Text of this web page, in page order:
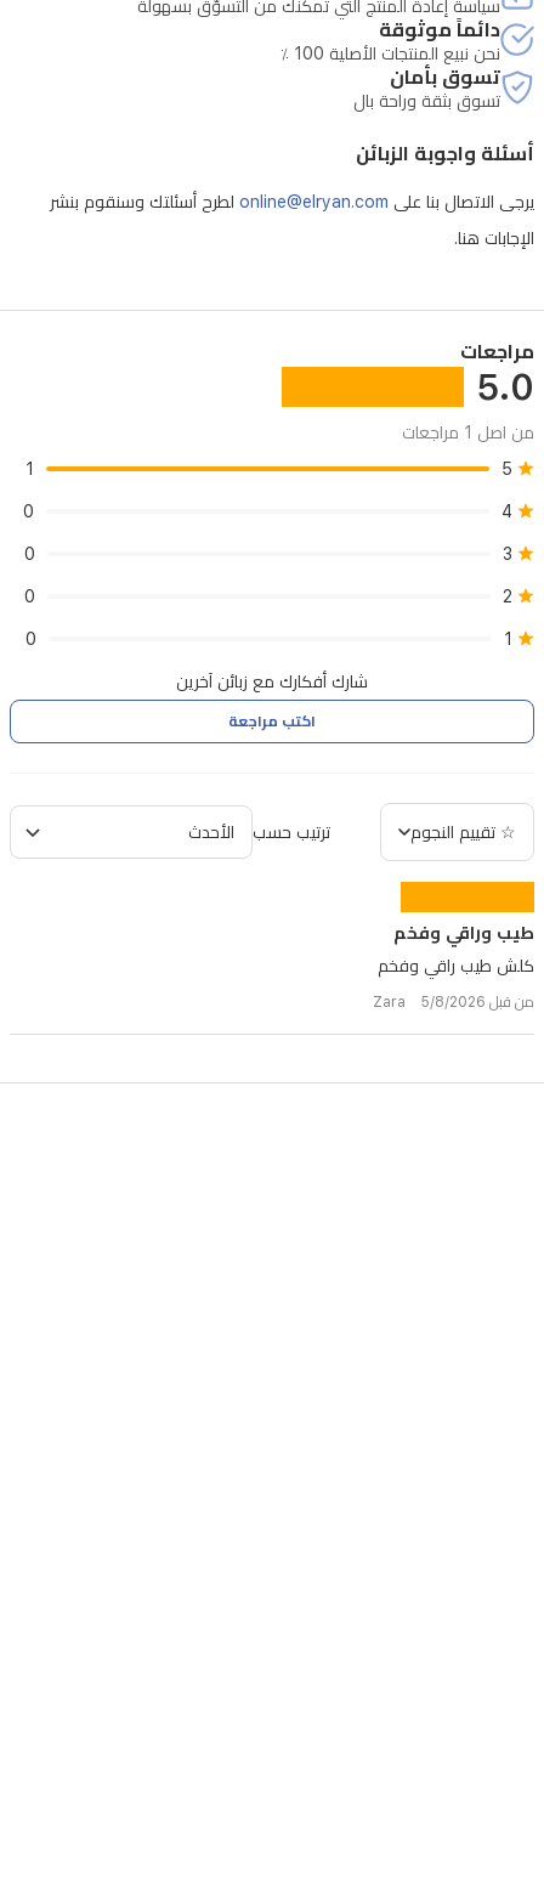
يعكس
توهج
الغروب
فوق
الدافئة
والصحراء
خيار
شائع
في
العراق.
سياسة إعادة المنتج التي تمكنك من التّسوّق بسهولة
دائماً موثوقة
نحن نبيع المنتجات الأصلية 100 ٪
تسوق بأمان
تسوق بثقة وراحة بال
أسئلة واجوبة الزبائن
يرجى الاتصال بنا على online@elryan.com لطرح أسئلتك وسنقوم بنشر
الإجابات هنا.
مراجعات
5.0
من اصل 1 مراجعات
5
1
4
0
3
0
2
0
1
0
شارك أفكارك مع زبائن آخرين
اكتب مراجعة
☆ تقييم النجوم ترتيب حسب
طيب وراقي وفخم
كلش طيب راقي وفخم
من قبل Zara 5/8/2026